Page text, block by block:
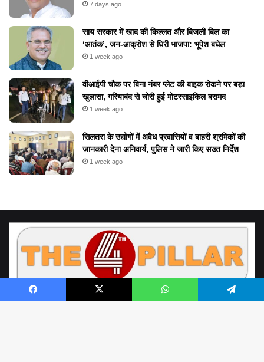
7 days ago
​साय सरकार में खाद की किल्लत और बिजली बिल का
‘आतंक’, जन-आक्रोश से घिरी भाजपा: भूपेश बघेल
1 week ago
वीआईपी चौक पर बिना नंबर प्लेट की बाइक रोकने पर बड़ा
खुलासा, गरियाबंद से चोरी हुई मोटरसाइकिल बरामद
1 week ago
सिलतरा के उद्योगों में अवैध प्रवासियों व बाहरी श्रमिकों की
जानकारी देना अनिवार्य, पुलिस ने जारी किए सख्त निर्देश
1 week ago
Facebook X WhatsApp Telegram